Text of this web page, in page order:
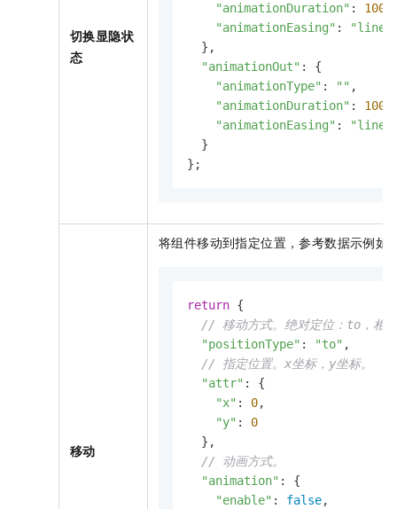
切换显隐状
态
"animationDuration" : 1000
"animationEasing" :
  },
"animationOut" : {
"animationType" : "" ,
"animationDuration" : 1000
"animationEasing" :
  }
};
移动
将组件移动到指定位置，参考数据示例如
return {
// 移动方式。绝对定位：to，相
"positionType" : "to" ,
// 指定位置。x坐标，y坐标。
"attr" : {
"x" : 0,
"y" : 0
  },
// 动画方式。
"animation" : {
"enable" : false,